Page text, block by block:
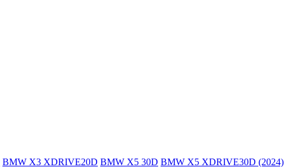
BMW X3 XDRIVE20D BMW X5 30D BMW X5 XDRIVE30D (2024)